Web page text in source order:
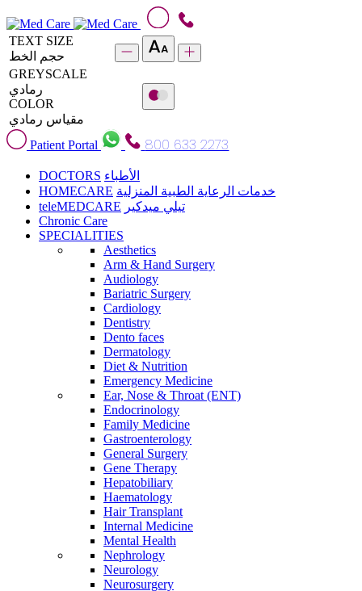
TEXT SIZE
حجم الخط
GREYSCALE
رمادي
COLOR
مقياس رمادي
Patient Portal
800 633 2273
DOCTORS الأطباء
HOMECARE خدمات الرعاية الطبية المنزلية
teleMEDCARE تيلي ميدكير
Chronic Care
SPECIALITIES
Aesthetics
Arm & Hand Surgery
Audiology
Bariatric Surgery
Cardiology
Dentistry
Dento faces
Dermatology
Diet & Nutrition
Emergency Medicine
Ear, Nose & Throat (ENT)
Endocrinology
Family Medicine
Gastroenterology
General Surgery
Gene Therapy
Hepatobiliary
Haematology
Hair Transplant
Internal Medicine
Mental Health
Nephrology
Neurology
Neurosurgery